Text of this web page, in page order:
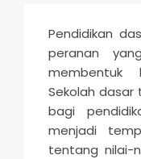
Pendidikan
peranan
membentuk
Sekolah dasar
bagi
menjadi
tentang nilai-